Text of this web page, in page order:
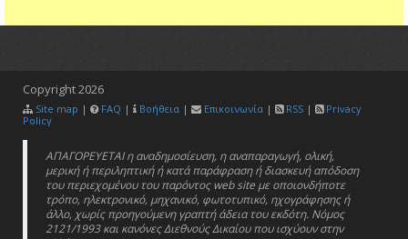
Copyright2026
Site map | FAQ | Βοήθεια | Επικοινωνία | RSS |
Privacy
Policy
ΑΠΑΓΟΡΕΥΕΤΑΙ η αναδημοσίευση, η αναπαραγωγή, ολική,
μερική ή περιληπτική ή κατά παράφραση ή διασκευή απόδοση
του περιεχομένου του παρόντος web site με οποιονδήποτε
τρόπο, ηλεκτρονικό, μηχανικό, φωτοτυπικό, ηχογράφησης ή
άλλο, χωρίς προηγούμενη γραπτή άδεια του εκδότη. Νόμος
2121/1993 και κανόνες Διεθνούς Δικαίου που ισχύουν στην